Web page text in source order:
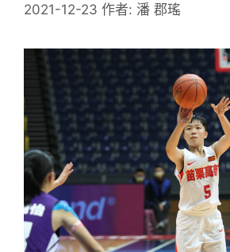
2021-12-23 作者: 潘 郡瑤